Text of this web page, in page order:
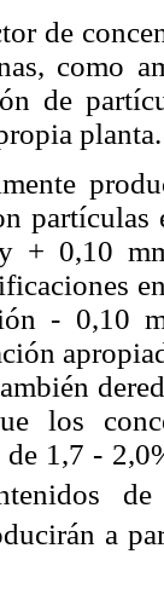
de
como
de
planta.
+ 0,10
- 0,10
los
1,7 -
a